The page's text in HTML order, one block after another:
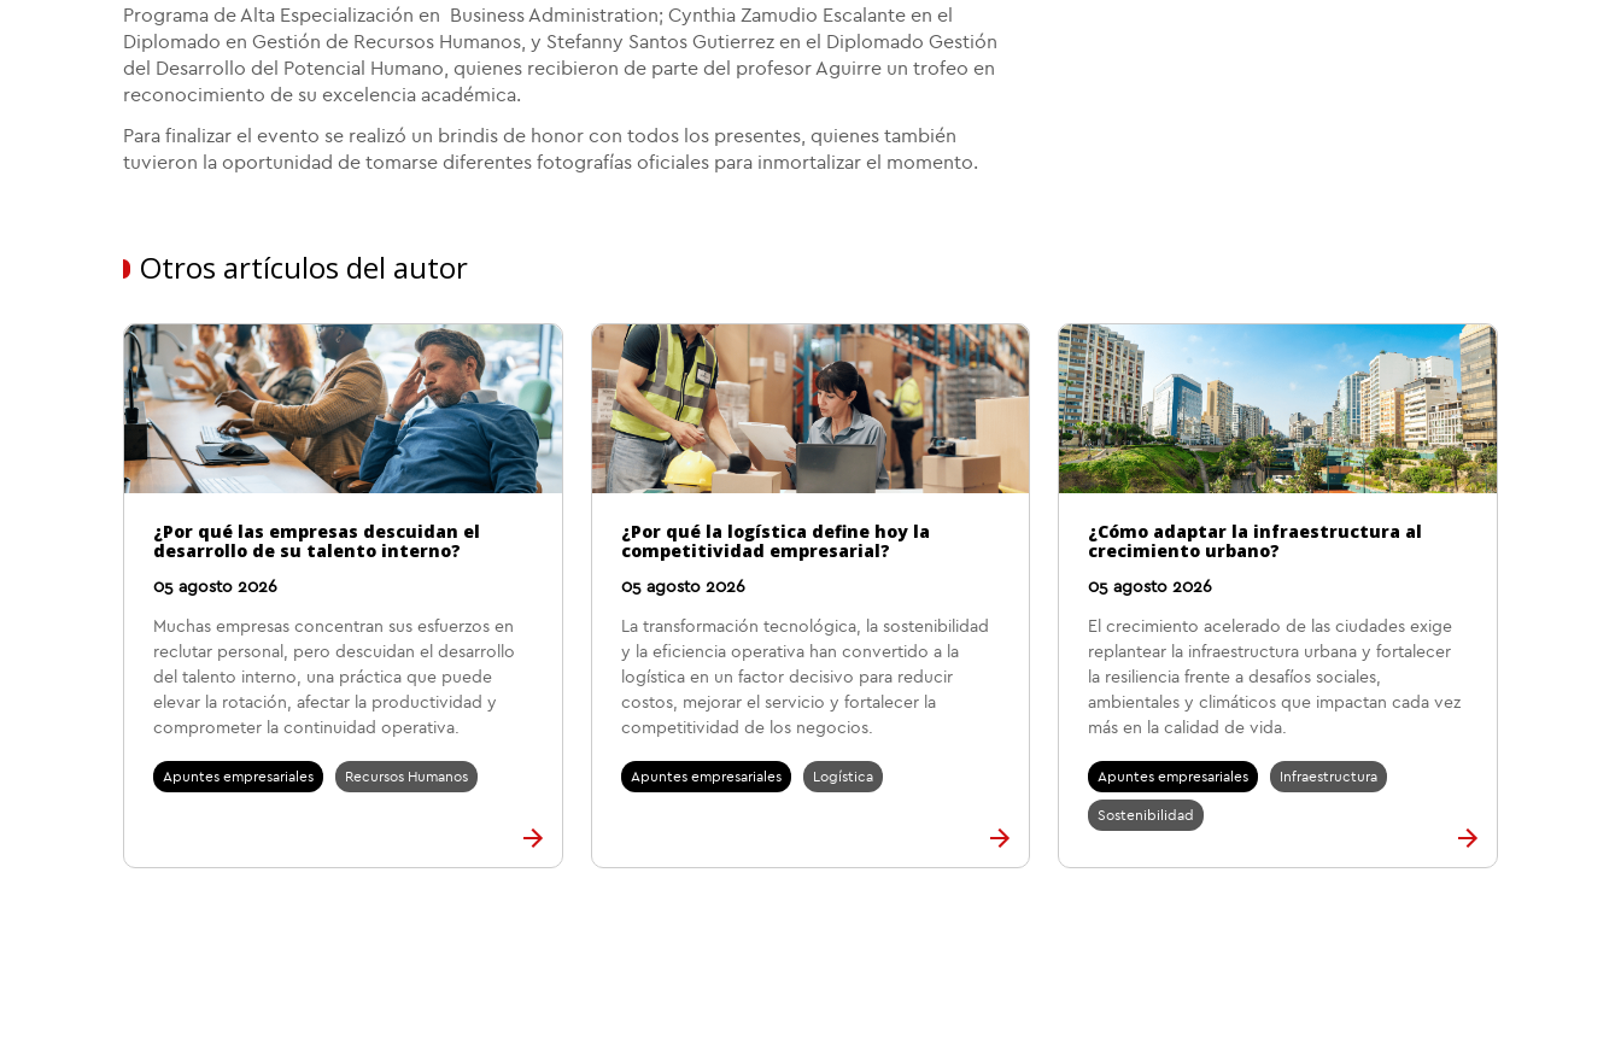
Programa de Alta Especialización en Business Administration; Cynthia Zamudio Escalante en el
Diplomado en Gestión de Recursos Humanos, y Stefanny Santos Gutierrez en el Diplomado Gestión
del Desarrollo del Potencial Humano, quienes recibieron de parte del profesor Aguirre un trofeo en
reconocimiento de su excelencia académica.
Para finalizar el evento se realizó un brindis de honor con todos los presentes, quienes también
tuvieron la oportunidad de tomarse diferentes fotografías oficiales para inmortalizar el momento.
Otros artículos del autor
¿Por qué las empresas descuidan el
desarrollo de su talento interno?
05 agosto 2026
Muchas empresas concentran sus esfuerzos en
reclutar personal, pero descuidan el desarrollo
del talento interno, una práctica que puede
elevar la rotación, afectar la productividad y
comprometer la continuidad operativa.
Apuntes empresariales Recursos Humanos
¿Por qué la logística define hoy la
competitividad empresarial?
05 agosto 2026
La transformación tecnológica, la sostenibilidad
y la eficiencia operativa han convertido a la
logística en un factor decisivo para reducir
costos, mejorar el servicio y fortalecer la
competitividad de los negocios.
Apuntes empresariales Logística
¿Cómo adaptar la infraestructura al
crecimiento urbano?
05 agosto 2026
El crecimiento acelerado de las ciudades exige
replantear la infraestructura urbana y fortalecer
la resiliencia frente a desafíos sociales,
ambientales y climáticos que impactan cada vez
más en la calidad de vida.
Apuntes empresariales Infraestructura
Sostenibilidad